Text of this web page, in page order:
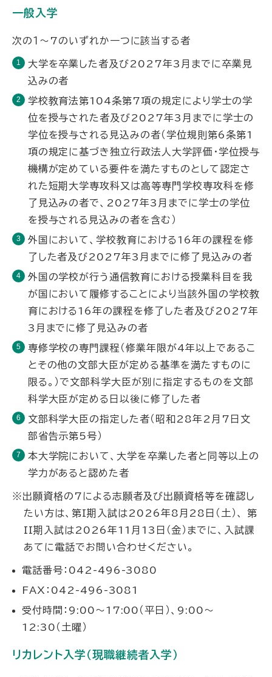
一般入学
次の１～7のいずれか一つに該当する者
大学を卒業した者及び2027年3月までに卒業見
込みの者
学校教育法第104条第7項の規定により学士の学
位を授与された者及び2027年3月までに学士の
学位を授与される見込みの者（学位規則第6条第1
項の規定に基づき独立行政法人大学評価・学位授与
機構が定めている要件を満たすものとして認定さ
れた短期大学専攻科又は高等専門学校専攻科を修
了見込みの者で、2027年3月までに学士の学位
を授与される見込みの者を含む）
外国において、学校教育における16年の課程を修
了した者及び2027年3月までに修了見込みの者
外国の学校が行う通信教育における授業科目を我
が国において履修することにより当該外国の学校教
育における16年の課程を修了した者及び2027年
3月までに修了見込みの者
専修学校の専門課程（修業年限が4年以上であるこ
とその他の文部大臣が定める基準を満たすものに
限る。）で文部科学大臣が別に指定するものを文部
科学大臣が定める日以後に修了した者
文部科学大臣の指定した者（昭和28年2月7日文
部省告示第5号）
本大学院において、大学を卒業した者と同等以上の
学力があると認めた者
※出願資格の7による志願者及び出願資格等を確認し
たい方は、第I期入試は2026年8月28日（土）、 第
II期入試は2026年11月13日（金）までに、入試課
あてに電話でお問い合わせください。
電話番号：042-496-3080
FAX：042-496-3081
受付時間：9:00～17:00（平日）、9:00～
12:30（土曜）
リカレント入学（現職継続者入学）